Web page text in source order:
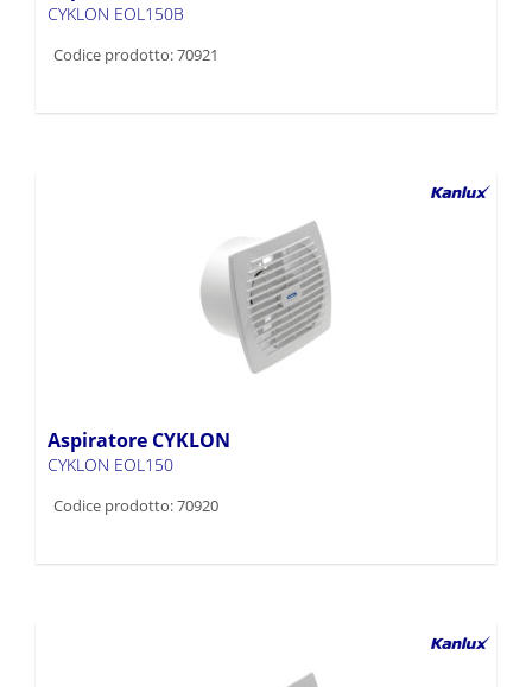
CYKLON EOL150B
Codice prodotto: 70921
Aspiratore CYKLON
CYKLON EOL150
Codice prodotto: 70920